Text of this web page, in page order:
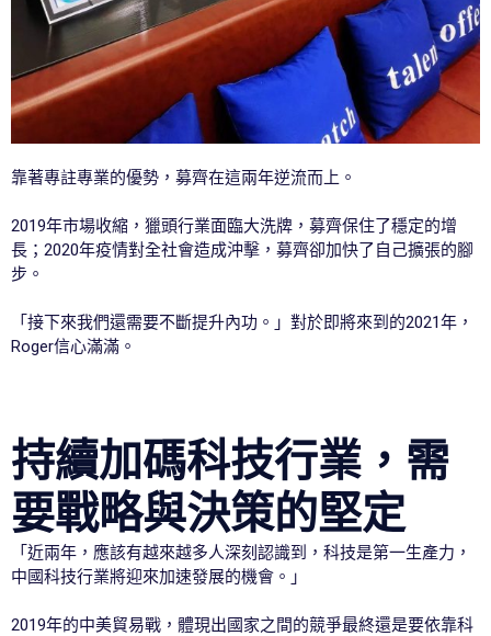
靠著專註專業的優勢，募齊在這兩年逆流而上。
2019年市場收縮，獵頭行業面臨大洗牌，募齊保住了穩定的增
長；2020年疫情對全社會造成沖擊，募齊卻加快了自己擴張的腳
步。
「接下來我們還需要不斷提升內功。」對於即將來到的2021年，
Roger信心滿滿。
持續加碼科技行業，需
要戰略與決策的堅定
「近兩年，應該有越來越多人深刻認識到，科技是第一生產力，
中國科技行業將迎來加速發展的機會。」
2019年的中美貿易戰，體現出國家之間的競爭最終還是要依靠科